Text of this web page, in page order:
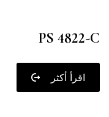
PS 4822-C
اقرأ أكثر